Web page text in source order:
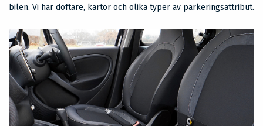
bilen. Vi har doftare, kartor och olika typer av parkeringsattribut.